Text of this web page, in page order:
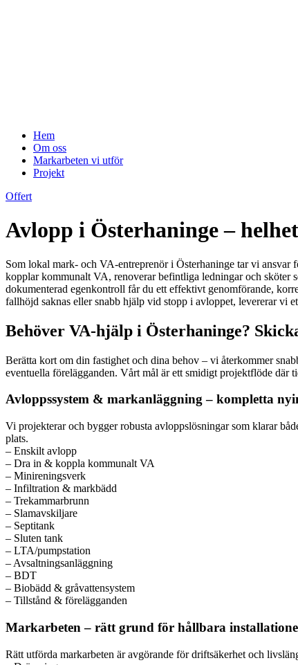
Hem
Om oss
Markarbeten vi utför
Projekt
Offert
Avlopp i Österhaninge –
Som lokal mark- och VA-entreprenör i Österhaninge tar vi
kopplar kommunalt VA, renoverar befintliga ledningar och sköter
dokumenterad egenkontroll får du ett effektivt genomförande,
fallhöjd saknas eller snabb hjälp vid stopp i avloppet, levererar vi
Behöver VA-hjälp i Österhaninge?
Berätta kort om din fastighet och dina behov – vi återkommer
eventuella förelägganden. Vårt mål är ett smidigt projektflöde där
Avloppssystem & markanläggning – kompletta
Vi projekterar och bygger robusta avloppslösningar som klarar
plats.
– Enskilt avlopp
– Dra in & koppla kommunalt VA
– Minireningsverk
– Infiltration & markbädd
– Trekammarbrunn
– Slamavskiljare
– Septitank
– Sluten tank
– LTA/pumpstation
– Avsaltningsanläggning
– BDT
– Biobädd & gråvattensystem
– Tillstånd & förelägganden
Markarbeten – rätt grund för hållbara
Rätt utförda markarbeten är avgörande för driftsäkerhet och